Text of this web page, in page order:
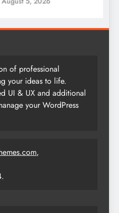
of professional
your ideas to life.
UI & UX and additional
your WordPress
,